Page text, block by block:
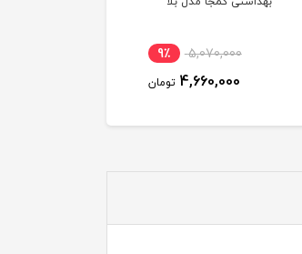
5,070,000 9٪
4,660,000 تومان